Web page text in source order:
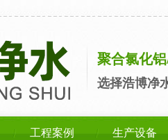
聚合氯化
选择浩博净
工程案例 生产设备